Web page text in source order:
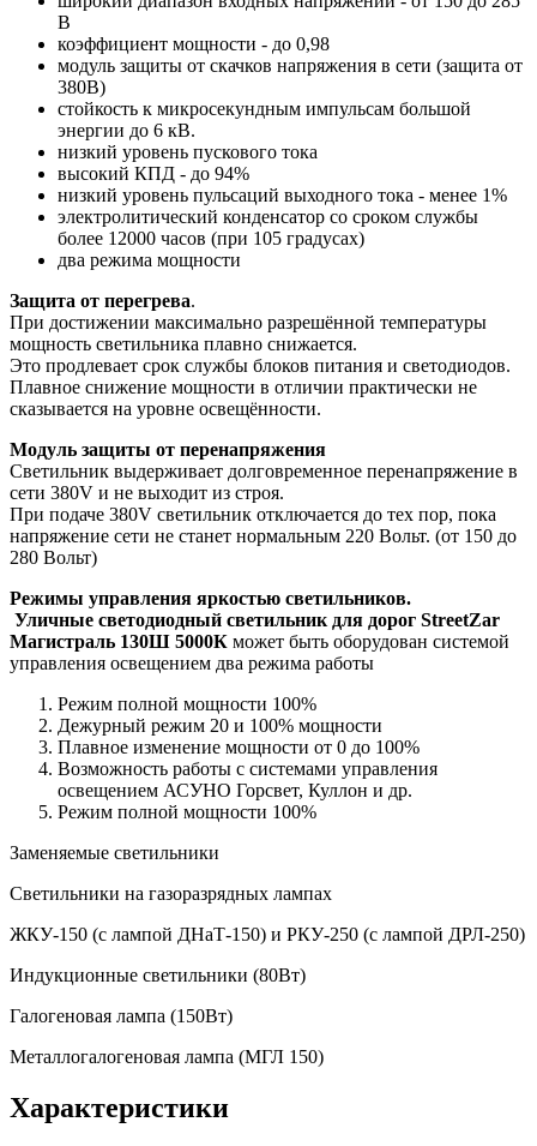
В
коэффициент мощности - до 0,98
модуль защиты от скачков напряжения в сети (защита от
380В)
стойкость к микросекундным импульсам большой
энергии до 6 кВ.
низкий уровень пускового тока
высокий КПД - до 94%
низкий уровень пульсаций выходного тока - менее 1%
электролитический конденсатор со сроком службы
более 12000 часов (при 105 градусах)
два режима мощности
Защита от перегрева.
При достижении максимально разрешённой температуры
мощность светильника плавно снижается.
Это продлевает срок службы блоков питания и светодиодов.
Плавное снижение мощности в отличии практически не
сказывается на уровне освещённости.
Модуль защиты от перенапряжения
Светильник выдерживает долговременное перенапряжение в
сети 380V и не выходит из строя.
При подаче 380V светильник отключается до тех пор, пока
напряжение сети не станет нормальным 220 Вольт. (от 150 до
280 Вольт)
Режимы управления яркостью светильников.
Уличные светодиодный светильник для дорог StreetZar
Магистраль 130Ш 5000К может быть оборудован системой
управления освещением два режима работы
Режим полной мощности 100%
Дежурный режим 20 и 100% мощности
Плавное изменение мощности от 0 до 100%
Возможность работы с системами управления
освещением АСУНО Горсвет, Куллон и др.
Режим полной мощности 100%
Заменяемые светильники
Светильники на газоразрядных лампах
ЖКУ-150 (с лампой ДНаТ-150) и РКУ-250 (с лампой ДРЛ-250)
Индукционные светильники (80Вт)
Галогеновая лампа (150Вт)
Металлогалогеновая лампа (МГЛ 150)
Характеристики